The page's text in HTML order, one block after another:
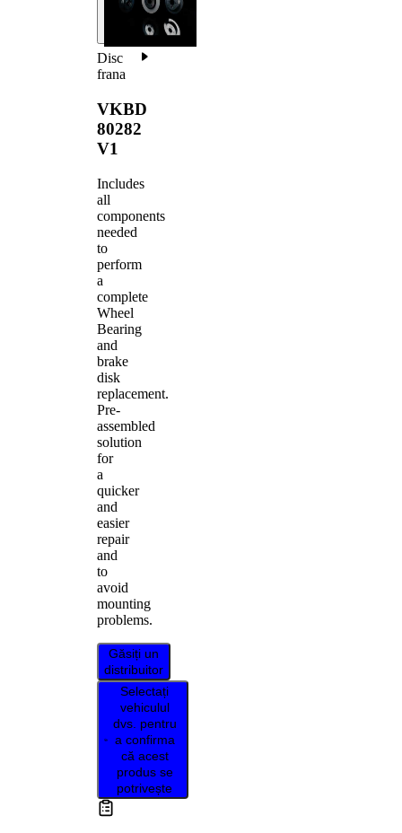
Disc
frana
VKBD
80282
V1
Includes
all
components
needed
to
perform
a
complete
Wheel
Bearing
and
brake
disk
replacement.
Pre-
assembled
solution
for
a
quicker
and
easier
repair
and
to
avoid
mounting
problems.
Găsiți un
distribuitor
Selectați
vehiculul
dvs. pentru
a confirma
că acest
produs se
potrivește